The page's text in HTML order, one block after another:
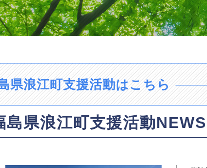
県浪江町支援活動はこちら
島県浪江町支援活動NEWS